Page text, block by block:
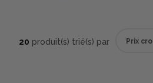
20 produit(s) trié(s) par